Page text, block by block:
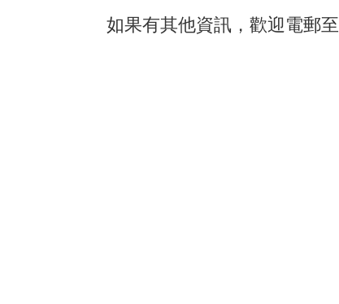
如果有其他資訊，歡迎電郵至